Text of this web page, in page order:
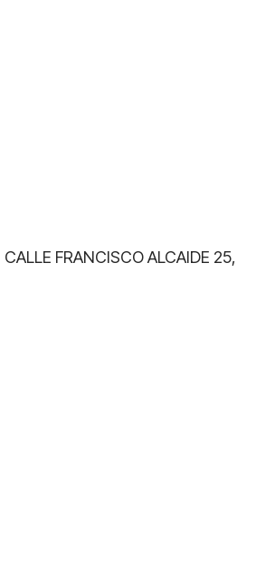
FRANCISCO ALCAIDE 25,